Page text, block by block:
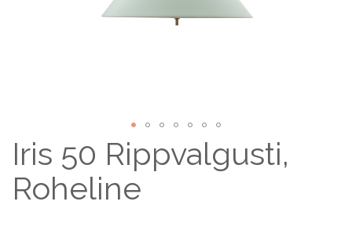
Iris 50 Rippvalgusti,
Roheline
Skip
the
beginning